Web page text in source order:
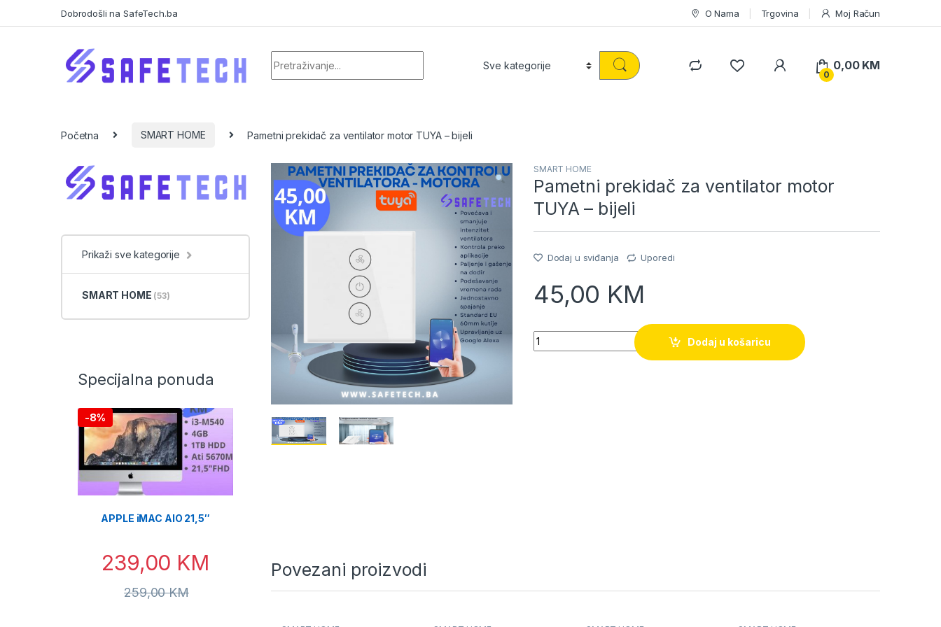
Dobrodošli na SafeTech.ba O Nama Trgovina Moj Račun
0
0,00 KM
Početna SMART HOME Pametni prekidač za ventilator motor TUYA – bijeli
SMART HOME
Pametni prekidač za ventilator motor
TUYA – bijeli
Dodaj u sviđanja Uporedi
45,00 KM
Quantity
Dodaj u košaricu
Povezani proizvodi
Prikaži sve kategorije
SMART HOME (53)
Specijalna ponuda
-8%
APPLE iMAC AIO 21,5″
239,00 KM
259,00KM